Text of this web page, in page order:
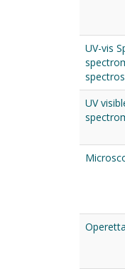
UV-vis
UV